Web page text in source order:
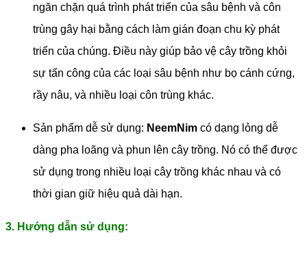
ngăn chặn quá trình phát triển của sâu bệnh và côn
trùng gây hại bằng cách làm gián đoạn chu kỳ phát
triển của chúng. Điều này giúp bảo vệ cây trồng khỏi
sự tấn công của các loại sâu bệnh như bọ cánh cứng,
rầy nâu, và nhiều loại côn trùng khác.
Sản phẩm dễ sử dụng: NeemNim có dạng lỏng dễ
dàng pha loãng và phun lên cây trồng. Nó có thể được
sử dụng trong nhiều loại cây trồng khác nhau và có
thời gian giữ hiệu quả dài hạn.
3. Hướng dẫn sử dụng: